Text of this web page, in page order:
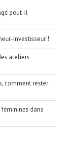
peut-il
Investisseur !
ateliers
comment rester
dans